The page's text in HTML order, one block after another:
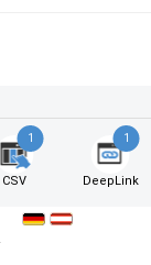
1
CSV
1
DeepLink